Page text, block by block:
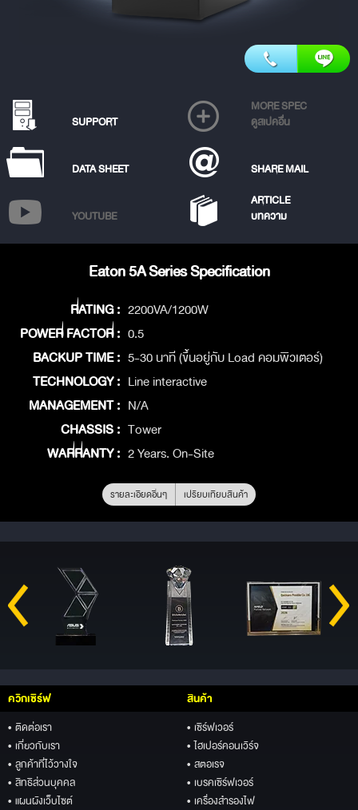
SUPPORT
MORE SPEC
ดูสเปคอื่น
DATA SHEET SHARE MAIL
YOUTUBE
ARTICLE
บทความ
Eaton 5A Series Specification
RATING : 2200VA/1200W
POWER FACTOR : 0.5
BACKUP TIME : 5-30 นาที (ขึ้นอยู่กับ Load คอมพิวเตอร์)
TECHNOLOGY : Line interactive
MANAGEMENT : N/A
CHASSIS : Tower
WARRANTY : 2 Years. On-Site
รายละเอียดอื่นๆ เปรียบเทียบสินค้า
ควิกเซิร์ฟ
• ติดต่อเรา
• เกี่ยวกับเรา
• ลูกค้าที่ไว้วางใจ
• สิทธิส่วนบุคคล
• แผนผังเว็บไซต์
สินค้า
• เซิร์ฟเวอร์
• ไฮเปอร์คอนเวิร์จ
• สตอเรจ
• เบรคเซิร์ฟเวอร์
• เครื่องสำรองไฟ